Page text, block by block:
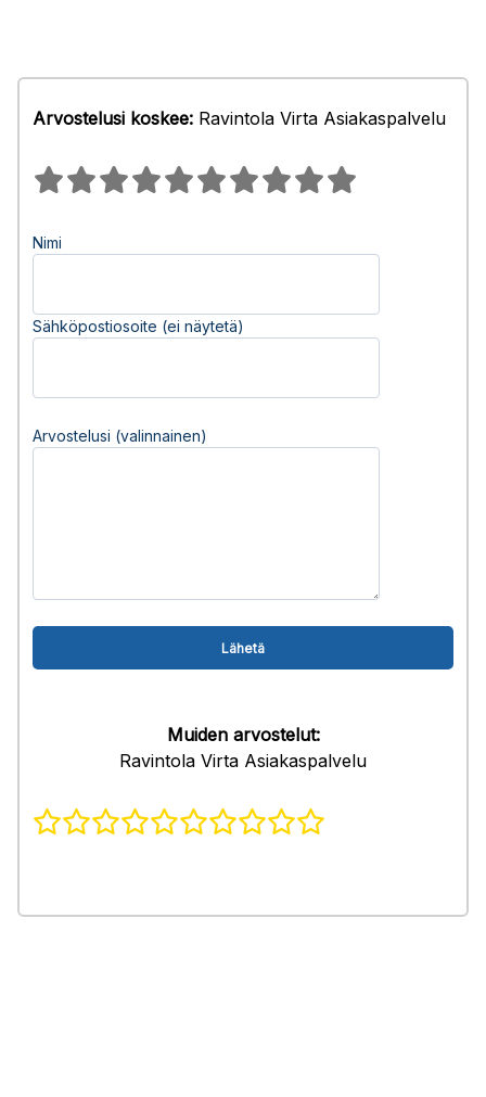
Arvostelusi koskee: Ravintola Virta Asiakaspalvelu
Nimi
Sähköpostiosoite (ei näytetä)
Arvostelusi (valinnainen)
Muiden arvostelut:
Ravintola Virta Asiakaspalvelu